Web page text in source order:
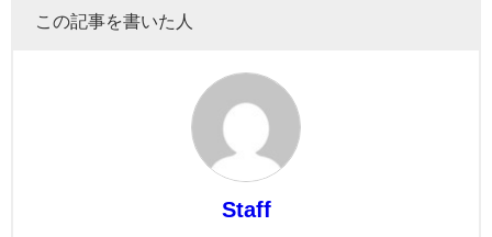
この記事を書いた人
Staff